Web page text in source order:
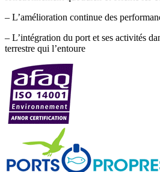
– L’amélioration continue des
– L’intégration du port et ses activités
terrestre qui l’entoure